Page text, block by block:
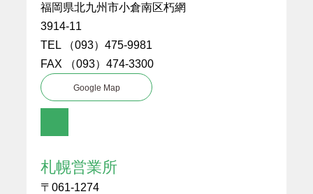
福岡県北九州市小倉南区朽網
3914-11
TEL （093）475-9981
FAX （093）474-3300
Google Map
札幌営業所
〒061-1274